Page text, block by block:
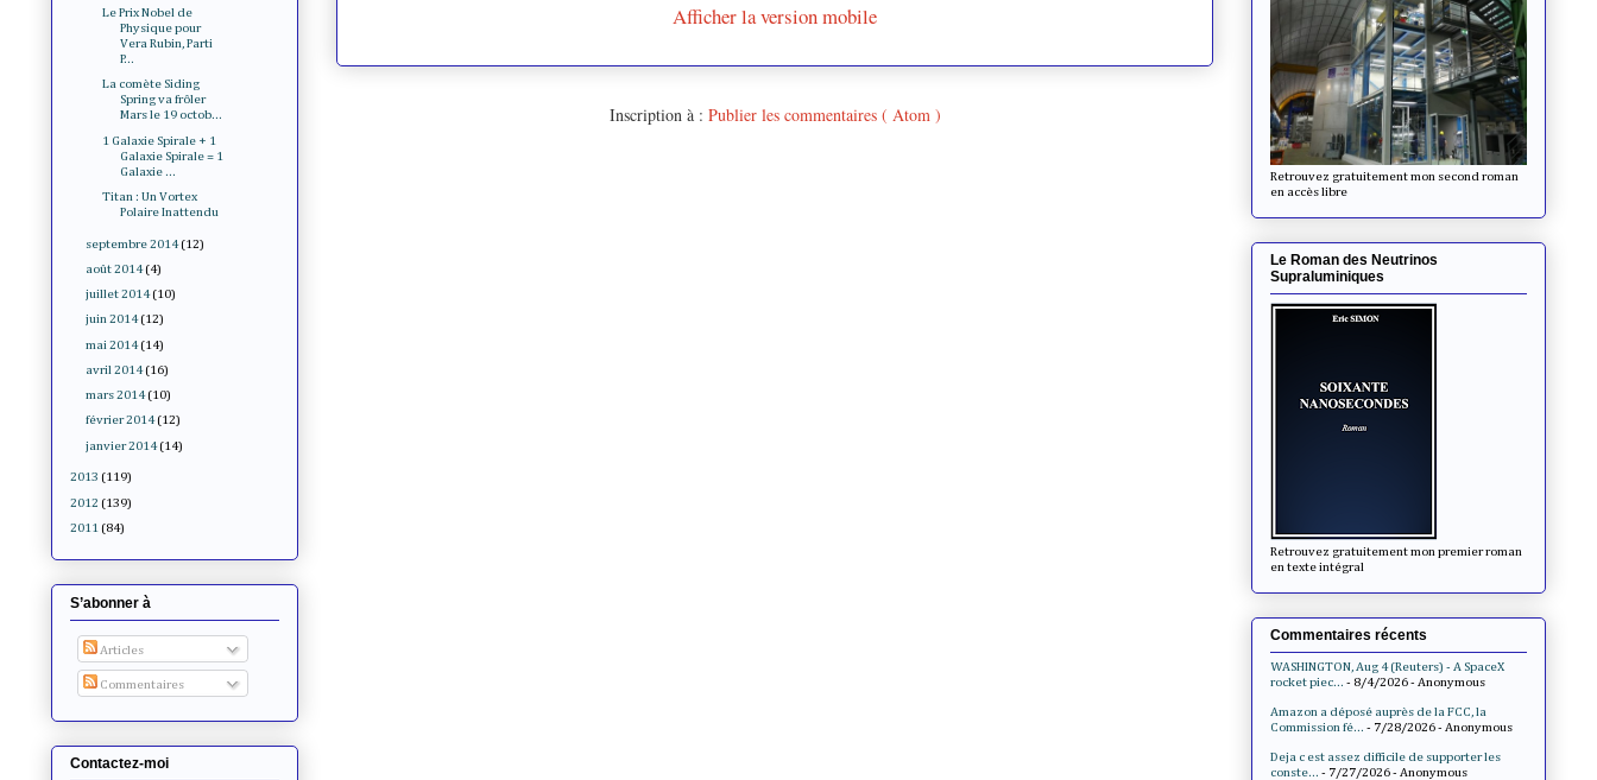
Afficher la version mobile
Inscription à : Publier les commentaires ( Atom )
Le Prix Nobel de
Physique pour
Vera Rubin, Parti
P...
La comète Siding
Spring va frôler
Mars le 19 octob...
1 Galaxie Spirale + 1
Galaxie Spirale = 1
Galaxie ...
Titan : Un Vortex
Polaire Inattendu
septembre 2014 (12)
août 2014 (4)
juillet 2014 (10)
juin 2014 (12)
mai 2014 (14)
avril 2014 (16)
mars 2014 (10)
février 2014 (12)
janvier 2014 (14)
2013 (119)
2012 (139)
2011 (84)
S’abonner à
Articles
Commentaires
Contactez-moi
Retrouvez gratuitement mon second roman
en accès libre
Le Roman des Neutrinos
Supraluminiques
Retrouvez gratuitement mon premier roman
en texte intégral
Commentaires récents
WASHINGTON, Aug 4 (Reuters) - A SpaceX
rocket piec... - 8/4/2026- Anonymous
Amazon a déposé auprès de la FCC, la
Commission fé... - 7/28/2026- Anonymous
Deja c est assez difficile de supporter les
conste... - 7/27/2026- Anonymous